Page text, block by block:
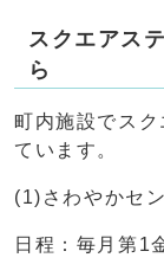
スクエアス
ら
町内施設でス
ています。
(1)さわやかセ
日程：毎月第1